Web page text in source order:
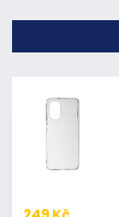
Nejdražší